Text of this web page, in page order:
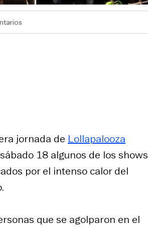
jornada de Lollapalooza
18 algunos de los shows
por el intenso calor del
que se agolparon en el